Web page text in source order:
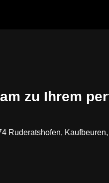
zu Ihrem
Ruderatshofen,